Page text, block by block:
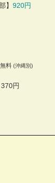
】920円
料 (沖縄別)
円